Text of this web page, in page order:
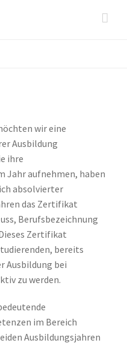
wir eine
Ausbildung
ihre
Jahr aufnehmen, haben
absolvierter
das Zertifikat
Berufsbezeichnung
Zertifikat
bereits
Ausbildung bei
zu werden.
im Bereich
Ausbildungsjahren